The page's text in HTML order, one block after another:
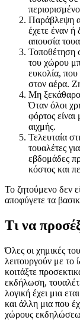
Παράβλεψη
έχετε έναν
απουσία
Τοποθέτηση
του χώρου
ευκολία, που
στον αέρα.
Μη
Όταν όλοι
φόρτος είναι
αιχμής.
Τελευταία
τουαλέτες
εβδομάδες
κόστος και
Το ζητούμενο δεν
αποφύγετε τα
Τι να
Όλες οι χημικές
λειτουργούν με το
κοιτάξτε
εκδήλωση,
λογική έχει μια
και άλλη μια που
χώρους